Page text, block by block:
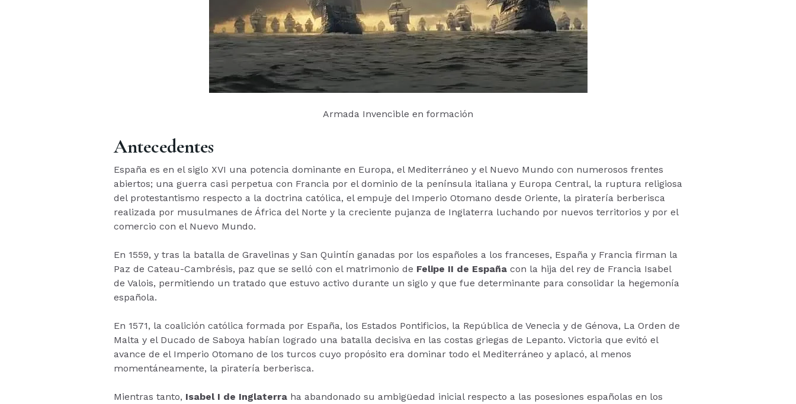
Armada Invencible en formación
Antecedentes
España es en el siglo XVI una potencia dominante en Europa, el Mediterráneo y el Nuevo Mundo con numerosos frentes
abiertos; una guerra casi perpetua con Francia por el dominio de la península italiana y Europa Central, la ruptura religiosa
del protestantismo respecto a la doctrina católica, el empuje del Imperio Otomano desde Oriente, la piratería berberisca
realizada por musulmanes de África del Norte y la creciente pujanza de Inglaterra luchando por nuevos territorios y por el
comercio con el Nuevo Mundo.
En 1559, y tras la batalla de Gravelinas y San Quintín ganadas por los españoles a los franceses, España y Francia firman la
Paz de Cateau-Cambrésis, paz que se selló con el matrimonio de Felipe II de España con la hija del rey de Francia Isabel
de Valois, permitiendo un tratado que estuvo activo durante un siglo y que fue determinante para consolidar la hegemonía
española.
En 1571, la coalición católica formada por España, los Estados Pontificios, la República de Venecia y de Génova, La Orden de
Malta y el Ducado de Saboya habían logrado una batalla decisiva en las costas griegas de Lepanto. Victoria que evitó el
avance de el Imperio Otomano de los turcos cuyo propósito era dominar todo el Mediterráneo y aplacó, al menos
momentáneamente, la piratería berberisca.
Mientras tanto, Isabel I de Inglaterra ha abandonado su ambigüedad inicial respecto a las posesiones españolas en los